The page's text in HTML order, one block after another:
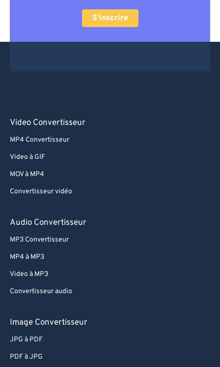
S'inscrire
Video Convertisseur
MP4 Convertisseur
Video à GIF
MOV à MP4
Convertisseur vidéo
Audio Convertisseur
MP3 Convertisseur
MP4 à MP3
Video à MP3
Convertisseur audio
Image Convertisseur
JPG à PDF
PDF à JPG